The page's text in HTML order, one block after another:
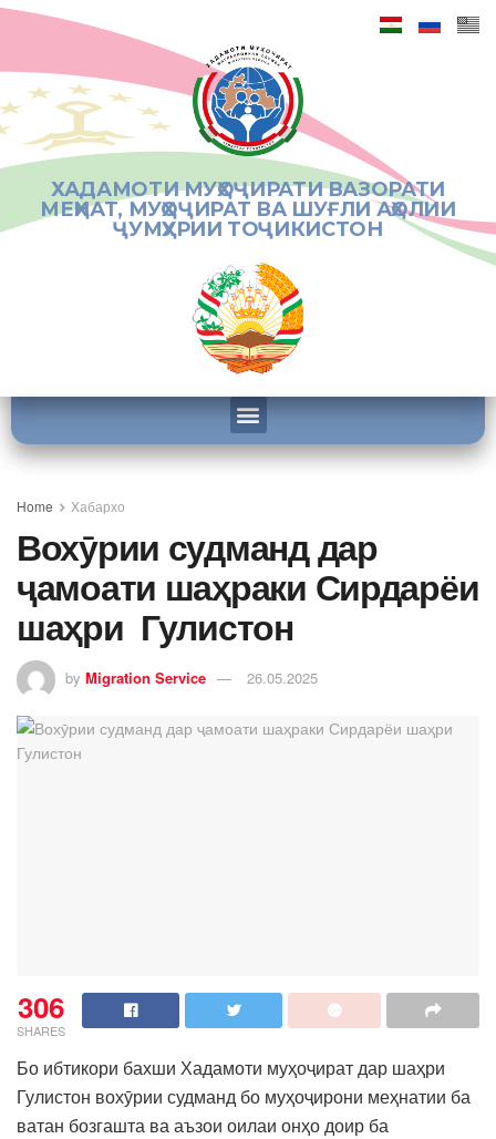
ХАДАМОТИ МУҲОҶИРАТИ ВАЗОРАТИ
МЕҲНАТ, МУҲОҶИРАТ ВА ШУҒЛИ АҲОЛИИ
ҶУМҲУРИИ ТОҶИКИСТОН
Home Хабархо
Вохӯрии судманд дар
ҷамоати шаҳраки Сирдарёи
шаҳри Гулистон
by Migration Service 26.05.2025
306
SHARES
Бо ибтикори бахши Хадамоти муҳоҷират дар шаҳри
Гулистон вохӯрии судманд бо муҳоҷирони меҳнатии ба
ватан бозгашта ва аъзои оилаи онҳо доир ба